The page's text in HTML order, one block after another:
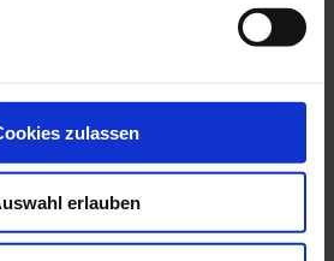
zulassen
erlauben
einem*sind Pflichtfelder